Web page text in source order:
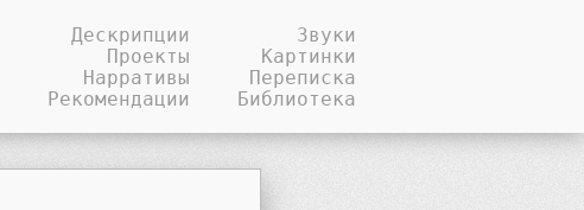
Дескрипции
Проекты
Нарративы
Рекомендации
Звуки
Картинки
Переписка
Библиотека